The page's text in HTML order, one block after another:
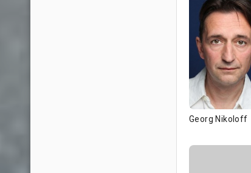
Georg Nikoloff